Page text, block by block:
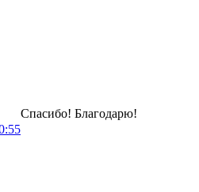
Спасибо! Благодарю!